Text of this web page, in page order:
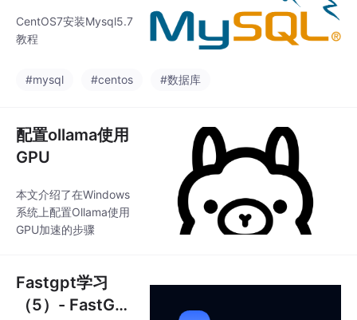
CentOS7安装Mysql5.7
教程
#mysql #centos #数据库
配置ollama使用
GPU
本文介绍了在Windows
系统上配置Ollama使用
GPU加速的步骤
Fastgpt学习
（5）- FastGP